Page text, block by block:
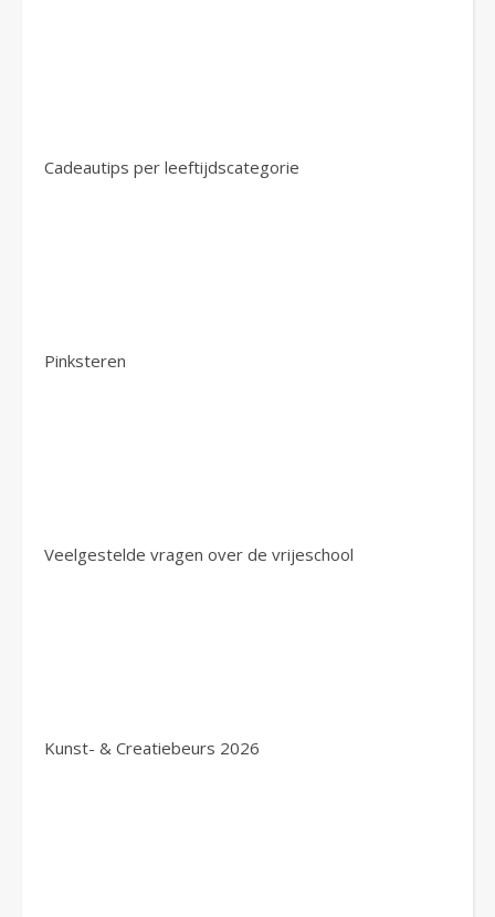
Cadeautips per leeftijdscategorie
Pinksteren
Veelgestelde vragen over de vrijeschool
Kunst- & Creatiebeurs 2026